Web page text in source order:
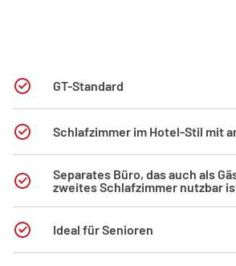
GT-Standard
Schlafzimmer im Hotel-Stil mit
Separates Büro, das auch als
zweites Schlafzimmer nutzbar
Ideal für Senioren